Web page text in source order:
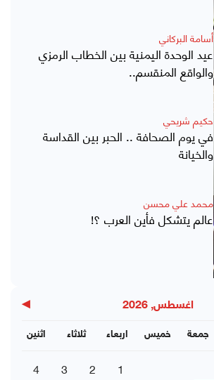
أسامة البركاني
عيد الوحدة اليمنية بين الخطاب الرمزي
والواقع المنقسم..
حكيم شريحي
في يوم الصحافة .. الحبر بين القداسة
والخيانة
محمد علي محسن
عالم يتشكل فأين العرب ؟!
اغسطس, 2026 ▶
اثنين ثلاثاء اربعاء خميس جمعة
1
2
3
4